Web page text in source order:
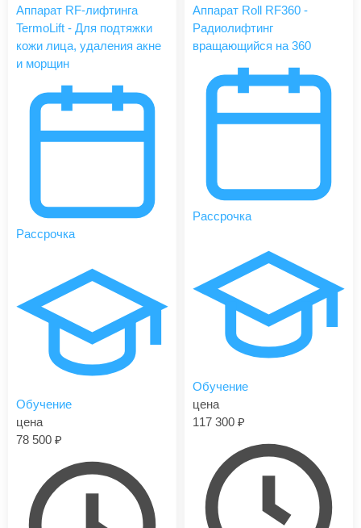
Аппарат RF-лифтинга
TermoLift - Для подтяжки
кожи лица, удаления акне
и морщин
Рассрочка
Обучение
цена
78 500
Аппарат Roll RF360 -
Радиолифтинг
вращающийся на 360
Рассрочка
Обучение
цена
117 300